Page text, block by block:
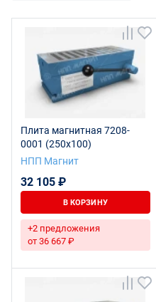
Плита магнитная 7208-
0001 (250х100)
НПП Магнит
32 105 ₽
В КОРЗИНУ
+2 предложения
от 36 667 ₽